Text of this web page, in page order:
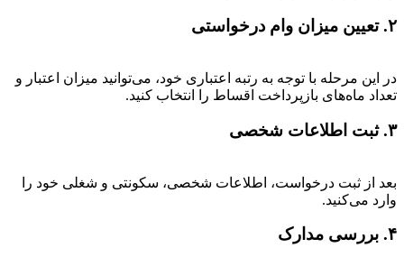
۲. تعیین میزان وام درخواستی
در این مرحله با توجه به رتبه اعتباری خود، می‌توانید میزان اعتبار و
تعداد ماه‌های بازپرداخت اقساط را انتخاب کنید.
۳. ثبت اطلاعات شخصی
بعد از ثبت درخواست، اطلاعات شخصی، سکونتی و شغلی خود را
وارد می‌کنید.
۴. بررسی مدارک